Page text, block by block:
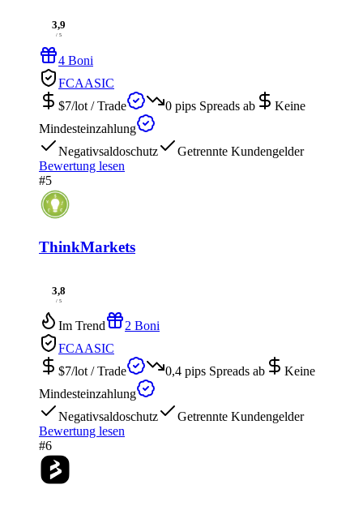
3,9
/ 5
4 Boni
FCAASIC
$7/lot / Trade 0 pips Spreads ab
Keine
Mindesteinzahlung
Negativsaldoschutz
Getrennte Kundengelder
Bewertung lesen
#5
ThinkMarkets
3,8
/ 5
Im Trend
2 Boni
FCAASIC
$7/lot / Trade 0,4 pips Spreads ab
Keine
Mindesteinzahlung
Negativsaldoschutz
Getrennte Kundengelder
Bewertung lesen
#6